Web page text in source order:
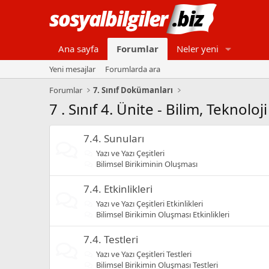
Ana sayfa Forumlar Neler yeni
Yeni mesajlar
Forumlarda ara
Forumlar
7. Sınıf Dokümanları
7 . Sınıf 4. Ünite - Bilim,
7.4. Sunuları
Yazı ve Yazı Çeşitleri
Bilimsel Birikiminin Oluşması
7.4. Etkinlikleri
Yazı ve Yazı Çeşitleri Etkinlikleri
Bilimsel Birikimin Oluşması Etkinlikleri
7.4. Testleri
Yazı ve Yazı Çeşitleri Testleri
Bilimsel Birikimin Oluşması Testleri